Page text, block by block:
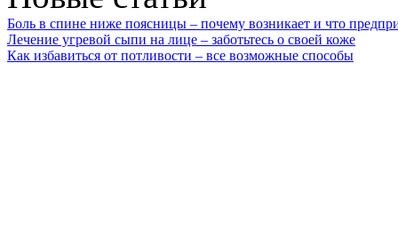
Боль в спине ниже поясницы – почему возникает и что
Лечение угревой сыпи на лице – заботьтесь о своей коже
Как избавиться от потливости – все возможные способы